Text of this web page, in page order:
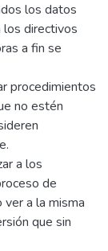
los datos
los directivos
a fin se
procedimientos
no estén
a los
de
ver a la misma
que sin